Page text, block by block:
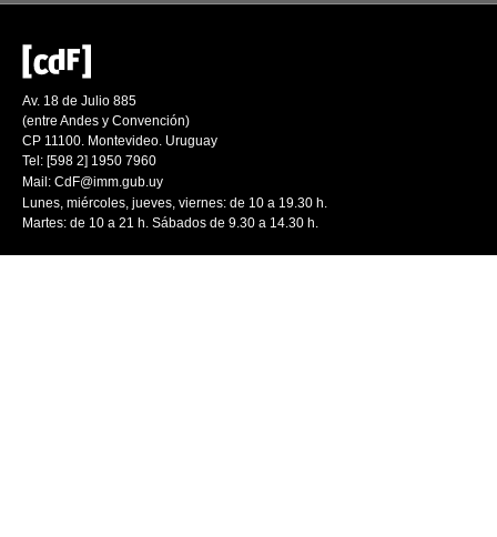
Av. 18 de Julio 885
(entre Andes y Convención)
CP 11100. Montevideo. Uruguay
Tel: [598 2] 1950 7960
Mail: CdF@imm.gub.uy
Lunes, miércoles, jueves, viernes: de 10 a 19.30 h.
Martes: de 10 a 21 h. Sábados de 9.30 a 14.30 h.